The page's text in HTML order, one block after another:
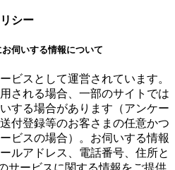
シー
伺いする情報について
ビスとして運営されています。
される場合、一部のサイトでは
する場合があります（アンケー
付登録等のお客さまの任意かつ
ビスの場合）。お伺いする情報
ルアドレス、電話番号、住所と